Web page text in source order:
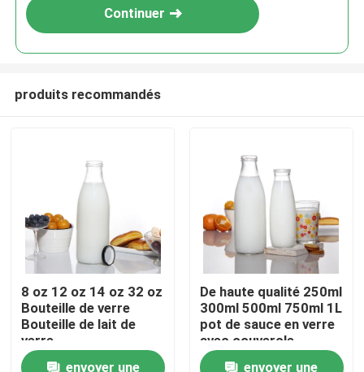
Aperçu
Produits
A propos de nous
Continuer
produits recommandés
8 oz 12 oz 14 oz 32 oz
Bouteille de verre
Bouteille de lait de
verre
envoyer une
De haute qualité 250ml
300ml 500ml 750ml 1L
pot de sauce en verre
avec couvercle
métallique avec
envoyer une